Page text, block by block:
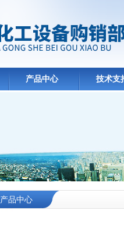
产品中心 技术支
产品中心